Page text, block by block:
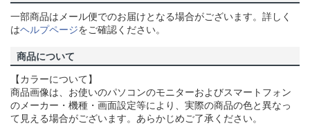
一部商品はメール便でのお届けとなる場合がございます。詳しく
はヘルプページをご確認ください。
商品について
【カラーについて】
商品画像は、お使いのパソコンのモニターおよびスマートフォン
のメーカー・機種・画面設定等により、実際の商品の色と異なっ
て見える場合がございます。あらかじめご了承ください。